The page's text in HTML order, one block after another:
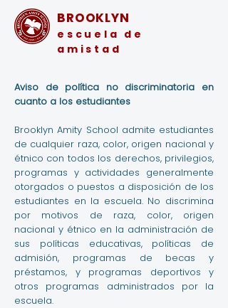
BROOKLYN
escuela de
amistad
Aviso de política no discriminatoria en
cuanto a los estudiantes
Brooklyn Amity School admite estudiantes
de cualquier raza, color, origen nacional y
étnico con todos los derechos, privilegios,
programas y actividades generalmente
otorgados o puestos a disposición de los
estudiantes en la escuela. No discrimina
por motivos de raza, color, origen
nacional y étnico en la administración de
sus políticas educativas, políticas de
admisión, programas de becas y
préstamos, y programas deportivos y
otros programas administrados por la
escuela.